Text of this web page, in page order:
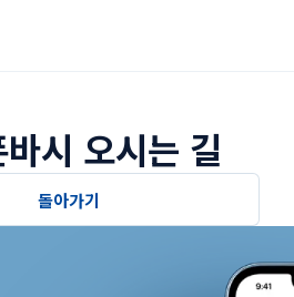
시 오시는 길
돌아가기